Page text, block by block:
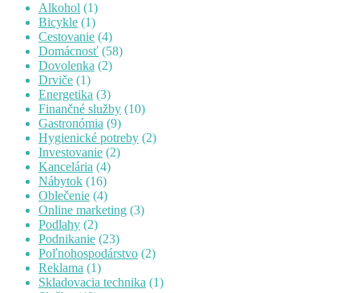
Alkohol (1)
Bicykle (1)
Cestovanie (4)
Domácnosť (58)
Dovolenka (2)
Drviče (1)
Energetika (3)
Finančné služby (10)
Gastronómia (9)
Hygienické potreby (2)
Investovanie (2)
Kancelária (4)
Nábytok (16)
Oblečenie (4)
Online marketing (3)
Podlahy (2)
Podnikanie (23)
Poľnohospodárstvo (2)
Reklama (1)
Skladovacia technika (1)